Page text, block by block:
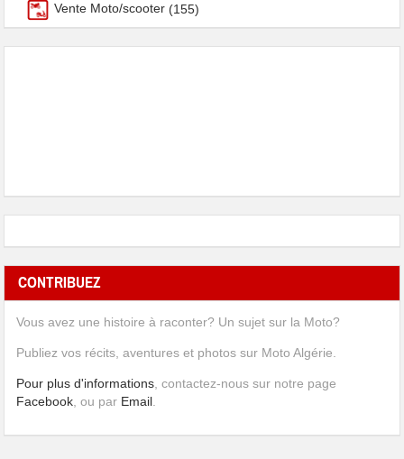
Vente Moto/scooter (155)
CONTRIBUEZ
Vous avez une histoire à raconter? Un sujet sur la Moto?
Publiez vos récits, aventures et photos sur Moto Algérie.
Pour plus d'informations , contactez-nous sur notre page
Facebook , ou par Email